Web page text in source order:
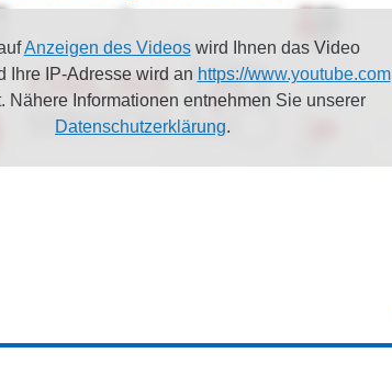
Anzeigen des Videoswird Ihnen das Video
Ihre IP-Adresse wird an https://www.youtube.com
Nähere Informationen entnehmen Sie unserer
Datenschutzerklärung.